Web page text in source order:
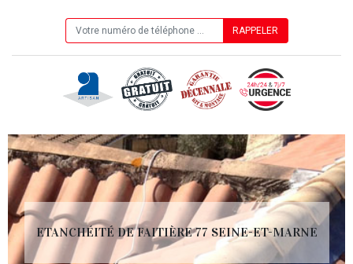
ETANCHÉITÉ DE FAITIÈRE 77 SEINE-ET-MARNE